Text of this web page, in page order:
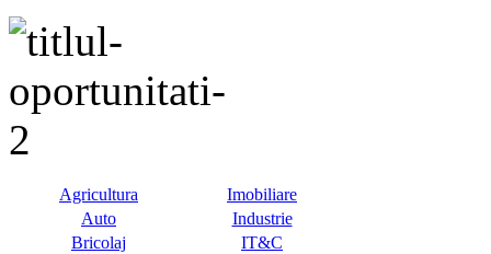
Agricultura
Imobiliare
Auto
Industrie
Bricolaj
IT&C